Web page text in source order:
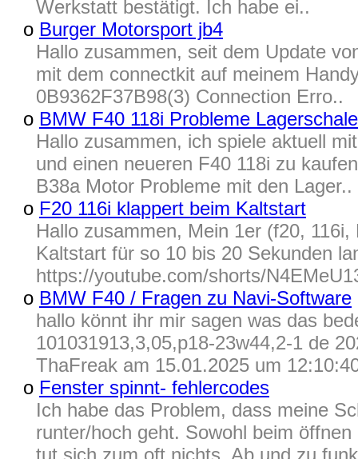
Werkstatt bestätigt. Ich habe ei..
o Burger Motorsport jb4
Hallo zusammen, seit dem Update
mit dem connectkit auf meinem
0B9362F37B98(3) Connection Erro..
o BMW F40 118i Probleme
Hallo zusammen, ich spiele aktuell
und einen neueren F40 118i zu
B38a Motor Probleme mit den Lager..
o F20 116i klappert beim Kaltstart
Hallo zusammen, Mein 1er (f20,
Kaltstart für so 10 bis 20 Sekunden
https://youtube.com/shorts/
o BMW F40 / Fragen zu Navi-Software
hallo könnt ihr mir sagen was das
101031913,3,05,p18-23w44,2-1 de
ThaFreak am 15.01.2025 um
o Fenster spinnt- fehlercodes
Ich habe das Problem, dass meine
runter/hoch geht. Sowohl beim
tut sich zum oft nichts. Ab und zu